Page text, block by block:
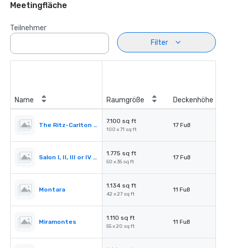
Meetingfläche
Teilnehmer
Filter
Name Raumgröße Deckenhöhe
The Ritz-Carlton Ballroom
7.100 sq ft
100 x 71 sq ft
17 Fuß
Salon I, II, III or IV (Ballroom)
1.775 sq ft
50 x 35 sq ft
17 Fuß
Montara
1.134 sq ft
42 x 27 sq ft
11 Fuß
Miramontes
1.110 sq ft
55 x 20 sq ft
11 Fuß